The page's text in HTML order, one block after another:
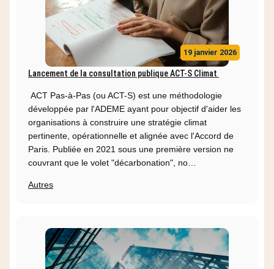
19 janvier 2026
Lancement de la consultation publique ACT-S Climat
ACT Pas-à-Pas (ou ACT-S) est une méthodologie
développée par l'ADEME ayant pour objectif d'aider les
organisations à construire une stratégie climat
pertinente, opérationnelle et alignée avec l'Accord de
Paris. Publiée en 2021 sous une première version ne
couvrant que le volet "décarbonation", no…
Autres